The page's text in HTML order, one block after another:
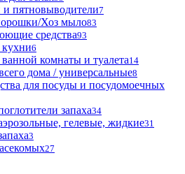
и пятновыводители7
Хоз мыло83
средства93
6
комнаты и туалета14
дома / универсальные8
для посуды и посудомоечных
запаха34
гелевые, жидкие31
3
27